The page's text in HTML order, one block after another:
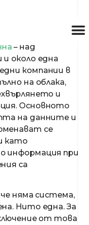
– над
и около една
компании в
на облака,
и
Основното
на данните и
се
като
информация при
са
няма система,
Нито една. За
от това